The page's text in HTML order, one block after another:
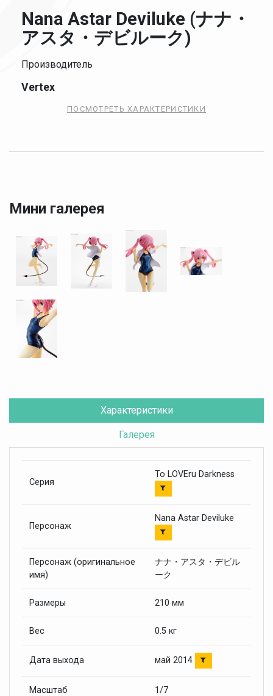
Nana Astar Deviluke (ナナ・
アスタ・デビルーク)
Производитель
Vertex
ПОСМОТРЕТЬ ХАРАКТЕРИСТИКИ
Мини галерея
Характеристики
Галерея
Серия
To LOVEru Darkness
Персонаж
Nana Astar Deviluke
Персонаж (оригинальное
имя)
ナナ・アスタ・デビル
ーク
Размеры 210 мм
Вес 0.5 кг
Дата выхода май 2014
Масштаб 1/7